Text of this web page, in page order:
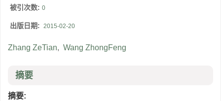
被引次数: 0
出版日期: 2015-02-20
Zhang ZeTian, Wang ZhongFeng
摘要
摘要: